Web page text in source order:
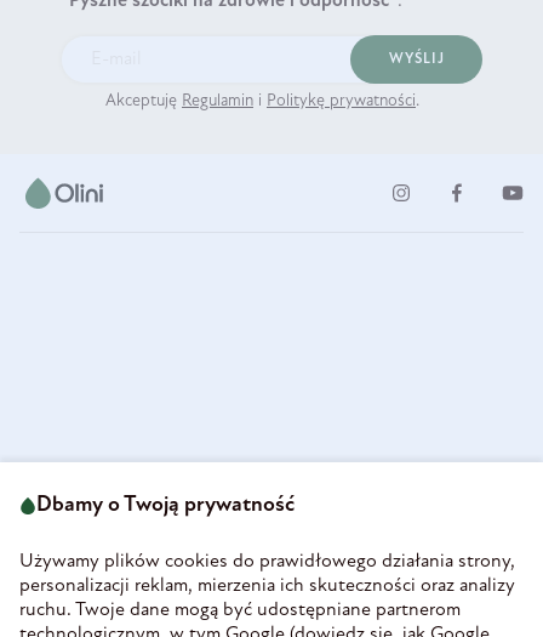
WYŚLIJ
Akceptuję Regulamin i Politykę prywatności.
58-160 Świebodzice
REGON 890213034
INFORMACJE
Dbamy o Twoją prywatność
Używamy plików cookies do prawidłowego działania strony,
personalizacji reklam, mierzenia ich skuteczności oraz analizy
ruchu. Twoje dane mogą być udostępniane partnerom